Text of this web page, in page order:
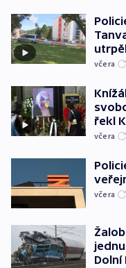
včera
řekl
včera
včera
Dolní